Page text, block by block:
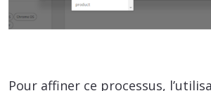
Pour affiner ce processus,